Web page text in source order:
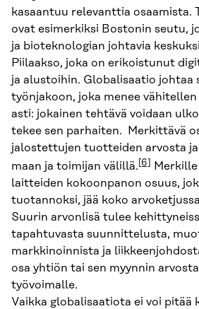
kasaantuu relevanttia osaamista.
ovat esimerkiksi Bostonin seutu,
ja bioteknologian johtavia
Piilaakso, joka on erikoistunut
ja alustoihin. Globalisaatio johtaa
työnjakoon, joka menee
asti: jokainen tehtävä voidaan
tekee sen parhaiten. Merkittävä
jalostettujen tuotteiden arvosta
maan ja toimijan välillä. [6]
laitteiden kokoonpanon osuus,
tuotannoksi, jää koko
Suurin arvonlisä tulee
tapahtuvasta suunnittelusta,
markkinoinnista ja
osa yhtiön tai sen myynnin
työvoimalle.
Vaikka globalisaatiota ei voi pitää